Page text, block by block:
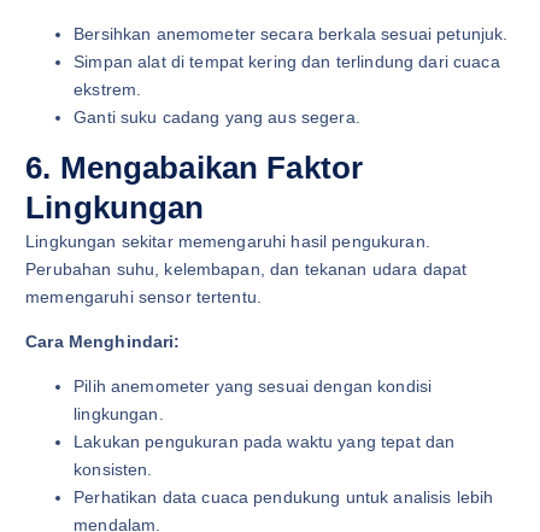
Bersihkan anemometer secara berkala sesuai petunjuk.
Simpan alat di tempat kering dan terlindung dari cuaca
ekstrem.
Ganti suku cadang yang aus segera.
6. Mengabaikan Faktor
Lingkungan
Lingkungan sekitar memengaruhi hasil pengukuran.
Perubahan suhu, kelembapan, dan tekanan udara dapat
memengaruhi sensor tertentu.
Cara Menghindari:
Pilih anemometer yang sesuai dengan kondisi
lingkungan.
Lakukan pengukuran pada waktu yang tepat dan
konsisten.
Perhatikan data cuaca pendukung untuk analisis lebih
mendalam.